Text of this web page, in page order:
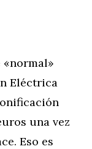
«normal»
Eléctrica
una vez
Eso es